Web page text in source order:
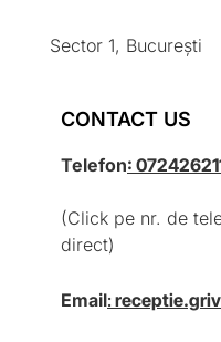
Sector 1, București
CONTACT US
Telefon:
(Click pe nr. de
direct)
Email: